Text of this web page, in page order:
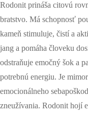
Rodonit prináša citovú
bratstvo. Má schopnosť
kameň stimuluje, čistí a
jang a pomáha človeku
odstraňuje emočný šok a
potrebnú energiu. Je
emocionálneho
zneužívania. Rodonit hojí